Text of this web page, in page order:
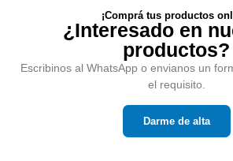
¡Comprá tus productos
¿Interesado en
productos?
Escribinos al WhatsApp o envianos un
el requisito.
Darme de alta